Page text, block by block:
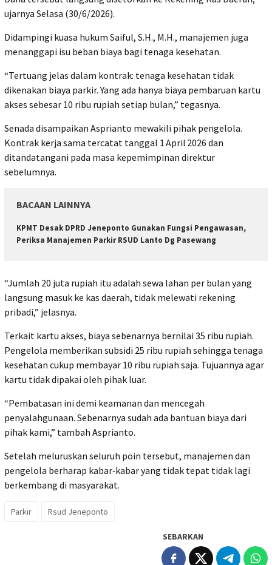
ujarnya Selasa (30/6/2026).
Didampingi kuasa hukum Saiful, S.H., M.H., manajemen juga
menanggapi isu beban biaya bagi tenaga kesehatan.
“Tertuang jelas dalam kontrak: tenaga kesehatan tidak
dikenakan biaya parkir. Yang ada hanya biaya pembaruan kartu
akses sebesar 10 ribu rupiah setiap bulan,” tegasnya.
Senada disampaikan Asprianto mewakili pihak pengelola.
Kontrak kerja sama tercatat tanggal 1 April 2026 dan
ditandatangani pada masa kepemimpinan direktur
sebelumnya.
BACAAN LAINNYA
KPMT Desak DPRD Jeneponto Gunakan Fungsi Pengawasan,
Periksa Manajemen Parkir RSUD Lanto Dg Pasewang
“Jumlah 20 juta rupiah itu adalah sewa lahan per bulan yang
langsung masuk ke kas daerah, tidak melewati rekening
pribadi,” jelasnya.
Terkait kartu akses, biaya sebenarnya bernilai 35 ribu rupiah.
Pengelola memberikan subsidi 25 ribu rupiah sehingga tenaga
kesehatan cukup membayar 10 ribu rupiah saja. Tujuannya agar
kartu tidak dipakai oleh pihak luar.
“Pembatasan ini demi keamanan dan mencegah
penyalahgunaan. Sebenarnya sudah ada bantuan biaya dari
pihak kami,” tambah Asprianto.
Setelah meluruskan seluruh poin tersebut, manajemen dan
pengelola berharap kabar‑kabar yang tidak tepat tidak lagi
berkembang di masyarakat.
Parkir Rsud Jeneponto
SEBARKAN